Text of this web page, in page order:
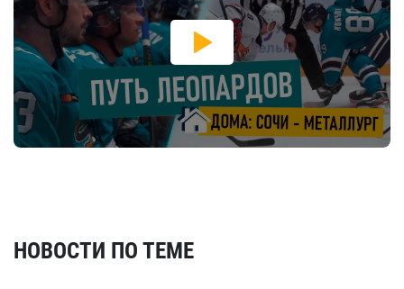
НОВОСТИ ПО ТЕМЕ